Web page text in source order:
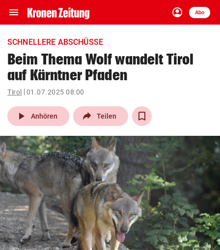
menu Navigation
ein-/ausklappen
account_circle
Anmelden
Abo
close Schließen
account_circle Anmelden
pin_drop
Wien arrow_right
bookmark
search
Suchbegriff
eingeben
© Krone Multimedia GmbH & Co KG 2026
Muthgasse 2, 1190 Wien
SCHNELLERE ABSCHÜSSE
Beim Thema Wolf wandelt Tirol
auf Kärntner Pfaden
Tirol 01.07.2025 08:00
play_arrow Anhören Teilen